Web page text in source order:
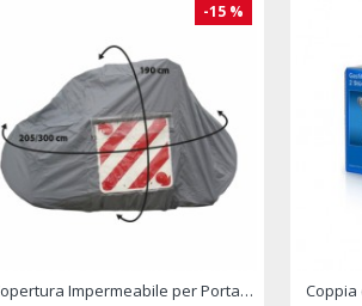
-15 %
Copertura Impermeabile per Portabici Posteriore Camper 4 Biciclette Coppia